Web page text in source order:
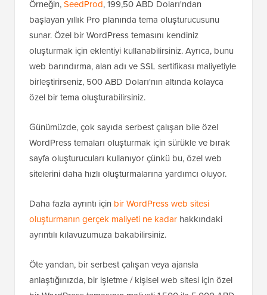
Örneğin,SeedProd, 199,50 ABD Doları'ndan
başlayan yıllık Pro planında tema oluşturucusunu
sunar. Özel bir WordPress temasını kendiniz
oluşturmak için eklentiyi kullanabilirsiniz. Ayrıca, bunu
web barındırma, alan adı ve SSL sertifikası maliyetiyle
birleştirirseniz, 500 ABD Doları'nın altında kolayca
özel bir tema oluşturabilirsiniz.
Günümüzde, çok sayıda serbest çalışan bile özel
WordPress temaları oluşturmak için sürükle ve bırak
sayfa oluşturucuları kullanıyor çünkü bu, özel web
sitelerini daha hızlı oluşturmalarına yardımcı oluyor.
Daha fazla ayrıntı için bir WordPress web sitesi
oluşturmanın gerçek maliyeti ne kadar hakkındaki
ayrıntılı kılavuzumuza bakabilirsiniz.
Öte yandan, bir serbest çalışan veya ajansla
anlaştığınızda, bir işletme / kişisel web sitesi için özel